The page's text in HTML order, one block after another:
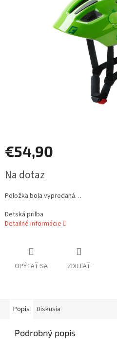
€54,90
cena:
Na dotaz
Položka bola vypredaná…
Detská prilba
Detailné informácie
OPÝTAŤ SA ZDIEĽAŤ
Popis Diskusia
Podrobný popis